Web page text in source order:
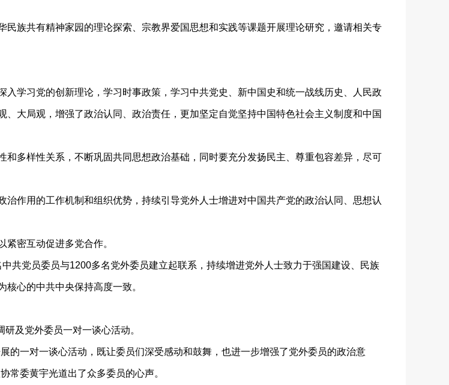
共有精神家园的理论探索、宗教界爱国思想和实践等课题开展理论研究，邀请相关专
习党的创新理论，学习时事政策，学习中共党史、新中国史和统一战线历史、人民政
大局观，增强了政治认同、政治责任，更加坚定自觉坚持中国特色社会主义制度和中国
多样性关系，不断巩固共同思想政治基础，同时要充分发扬民主、尊重包容差异，尽可
用的工作机制和组织优势，持续引导党外人士增进对中国共产党的政治认同、思想认
密互动促进多党合作。
党员委员与1200多名党外委员建立起联系，持续增进党外人士致力于强国建设、民族
心的中共中央保持高度一致。
及党外委员一对一谈心活动。
一对一谈心活动，既让委员们深受感动和鼓舞，也进一步增强了党外委员的政治意
常委黄宇光道出了众多委员的心声。